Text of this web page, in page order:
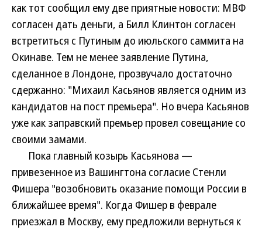
как тот сообщил ему две приятные новости: МВФ
согласен дать деньги, а Билл Клинтон согласен
встретиться с Путиным до июльского саммита на
Окинаве. Тем не менее заявление Путина,
сделанное в Лондоне, прозвучало достаточно
сдержанно: "Михаил Касьянов является одним из
кандидатов на пост премьера". Но вчера Касьянов
уже как заправский премьер провел совещание со
своими замами.
Пока главный козырь Касьянова —
привезенное из Вашингтона согласие Стенли
Фишера "возобновить оказание помощи России в
ближайшее время". Когда Фишер в феврале
приезжал в Москву, ему предложили вернуться к